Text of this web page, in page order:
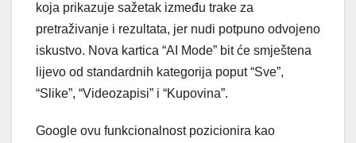
koja prikazuje sažetak između trake za
pretraživanje i rezultata, jer nudi potpuno odvojeno
iskustvo. Nova kartica “AI Mode” bit će smještena
lijevo od standardnih kategorija poput “Sve”,
“Slike”, “Videozapisi” i “Kupovina”.
Google ovu funkcionalnost pozicionira kao